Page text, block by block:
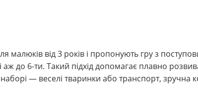
малюків від 3 років і пропонують гру з
аж до 6-ти. Такий підхід допомагає плавно
— веселі тваринки або транспорт, зручна